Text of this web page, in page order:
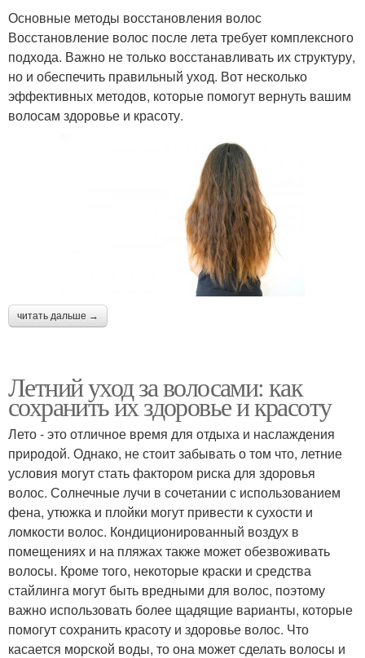
Основные методы восстановления волос
Восстановление волос после лета требует комплексного
подхода. Важно не только восстанавливать их структуру,
но и обеспечить правильный уход. Вот несколько
эффективных методов, которые помогут вернуть вашим
волосам здоровье и красоту.
читать дальше →
Летний уход за волосами: как
сохранить их здоровье и красоту
Лето - это отличное время для отдыха и наслаждения
природой. Однако, не стоит забывать о том что, летние
условия могут стать фактором риска для здоровья
волос. Солнечные лучи в сочетании с использованием
фена, утюжка и плойки могут привести к сухости и
ломкости волос. Кондиционированный воздух в
помещениях и на пляжах также может обезвоживать
волосы. Кроме того, некоторые краски и средства
стайлинга могут быть вредными для волос, поэтому
важно использовать более щадящие варианты, которые
помогут сохранить красоту и здоровье волос. Что
касается морской воды, то она может сделать волосы и